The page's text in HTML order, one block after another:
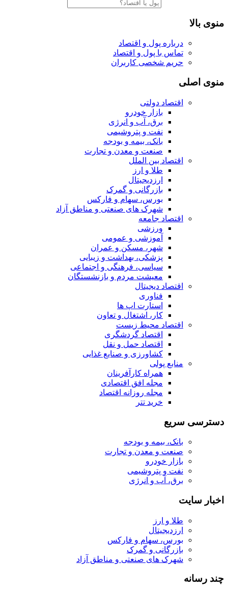
منوی بالا
درباره پول و اقتصاد
تماس با پول و اقتصاد
حریم شخصی کاربران
منوی اصلی
اقتصاد دولتی
بازار خودرو
برق، آب و انرژی
نفت و پتروشیمی
بانک، بیمه و بودجه
صنعت و معدن و تجارت
اقتصاد بین الملل
طلا و ارز
ارزدیجیتال
بازرگانی و گمرک
بورس، سهام و فارکس
شهرک های صنعتی و مناطق آزاد
اقتصاد جامعه
ورزشی
آموزشی و عمومی
شهر، مسکن و عمران
پزشکی، بهداشت و زیبایی
سیاسی، فرهنگی و اجتماعی
معیشت مردم و بازنشستگان
اقتصاد دیجیتال
فناوری
استارت اپ ها
کار، اشتغال و تعاون
اقتصاد محیط زیست
اقتصاد گردشگری
اقتصاد حمل و نقل
کشاورزی و صنایع غذایی
منابع پولی
همراه کارآفرینان
مجله افق اقتصادی
مجله روزانه اقتصاد
خرید تتر
دسترسی سریع
بانک، بیمه و بودجه
صنعت و معدن و تجارت
بازار خودرو
نفت و پتروشیمی
برق، آب و انرژی
اخبار سایت
طلا و ارز
ارزدیجیتال
بورس، سهام و فارکس
بازرگانی و گمرک
شهرک های صنعتی و مناطق آزاد
چند رسانه